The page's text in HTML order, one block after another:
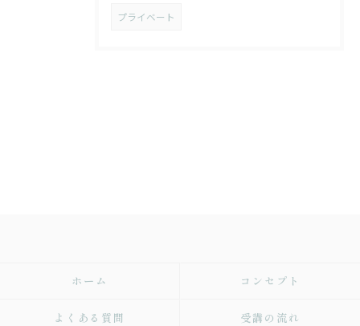
プライベート
ホーム コンセプト
よくある質問 受講の流れ